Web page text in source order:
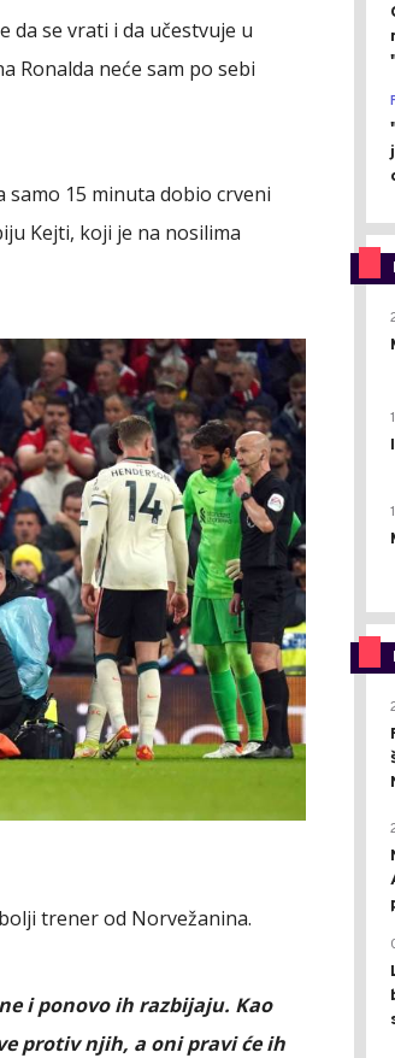
da se vrati i da učestvuje u
Ronalda neće sam po sebi
samo 15 minuta dobio crveni
Kejti, koji je na nosilima
trener od Norvežanina.
i ponovo ih razbijaju. Kao
protiv njih, a oni pravi će ih